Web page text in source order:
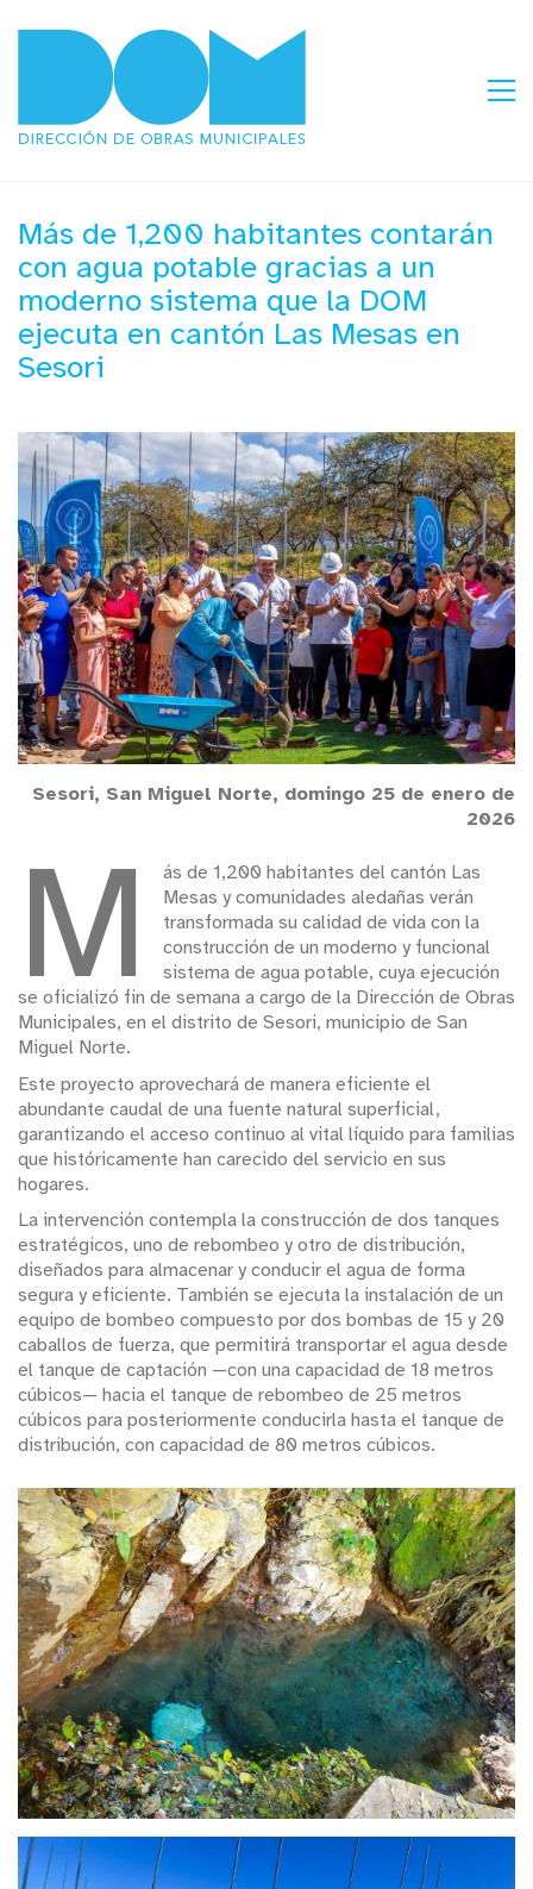
Más de 1,200 habitantes contarán
con agua potable gracias a un
moderno sistema que la DOM
ejecuta en cantón Las Mesas en
Sesori
Sesori, San Miguel Norte, domingo 25 de enero de
2026
M
ás de 1,200 habitantes del cantón Las
Mesas y comunidades aledañas verán
transformada su calidad de vida con la
construcción de un moderno y funcional
sistema de agua potable, cuya ejecución
se oficializó fin de semana a cargo de la Dirección de Obras
Municipales, en el distrito de Sesori, municipio de San
Miguel Norte.
Este proyecto aprovechará de manera eficiente el
abundante caudal de una fuente natural superficial,
garantizando el acceso continuo al vital líquido para familias
que históricamente han carecido del servicio en sus
hogares.
La intervención contempla la construcción de dos tanques
estratégicos, uno de rebombeo y otro de distribución,
diseñados para almacenar y conducir el agua de forma
segura y eficiente. También se ejecuta la instalación de un
equipo de bombeo compuesto por dos bombas de 15 y 20
caballos de fuerza, que permitirá transportar el agua desde
el tanque de captación —con una capacidad de 18 metros
cúbicos— hacia el tanque de rebombeo de 25 metros
cúbicos para posteriormente conducirla hasta el tanque de
distribución, con capacidad de 80 metros cúbicos.